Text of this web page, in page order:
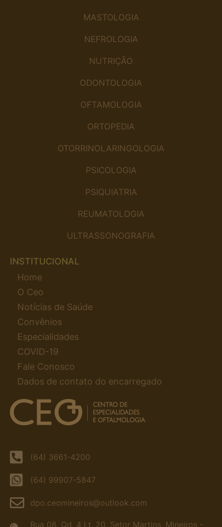
MASTOLOGIA
NEFROLOGIA
NUTRIÇÃO
ODONTOLOGIA
OFTAMOLOGIA
ORTOPEDIA
OTORRINOLARINGOLOGIA
PSICOLOGIA
PSIQUIATRIA
REUMATOLOGIA
ULTRASSONOGRAFIA
INSTITUCIONAL
Home
O Ceo
Notícias de Saúde
Convênios
Especialidades
COVID-19
Fale Conosco
Dados de contato do encarregado
(64) 3661-4200
(64) 99907-5847
dpo.ceomineiros@outlook.com
Rua 08, Qd. 4 Lt. 20, Setor Martins, Mineiros -